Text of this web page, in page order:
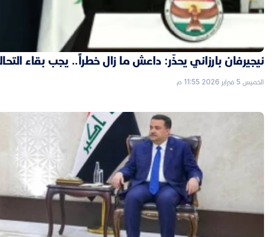
نيجيرفان بارزاني يحذّر: داعش ما زال خطراً.. يجب بقاء
الخميس 5 فبراير 2026 11:55 م